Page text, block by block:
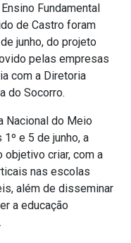
Fundamental
de Castro foram
junho, do projeto
pelas empresas
com a Diretoria
do Socorro.
Nacional do Meio
e 5 de junho, a
criar, com a
nas escolas
além de disseminar
a educação